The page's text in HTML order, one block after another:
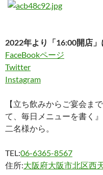
プ
2022年より「16:00開店
FaceBookページ
Twitter
Instagram
【立ち飲みからご宴会ま
て、毎日メニューを書く
二名様から。
TEL:06-6365-8567
住所:大阪府大阪市北区西